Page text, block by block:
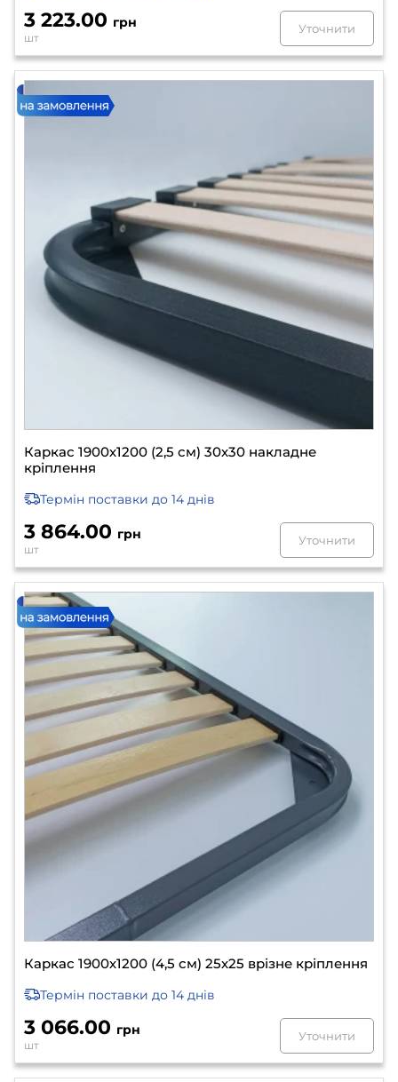
3 223.00 грн
шт
Уточнити
Каркас 1900х1200 (2,5 см) 30х30 накладне
кріплення
Термін поставки до 14 днів
3 864.00 грн
шт
Уточнити
Каркас 1900х1200 (4,5 см) 25х25 врізне кріплення
Термін поставки до 14 днів
3 066.00 грн
шт
Уточнити